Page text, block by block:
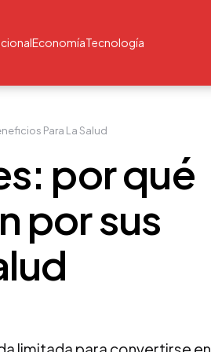
EconomíaTecnología
por qué
por sus
Para La Salud